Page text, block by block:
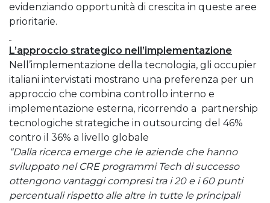
evidenziando opportunità di crescita in queste aree
prioritarie.
L’approccio strategico nell’implementazione
Nell’implementazione della tecnologia, gli occupier
italiani intervistati mostrano una preferenza per un
approccio che combina controllo interno e
implementazione esterna, ricorrendo a partnership
tecnologiche strategiche in outsourcing del 46%
contro il 36% a livello globale
“Dalla ricerca emerge che le aziende che hanno
sviluppato nel CRE programmi Tech di successo
ottengono vantaggi compresi tra i 20 e i 60 punti
percentuali rispetto alle altre in tutte le principali